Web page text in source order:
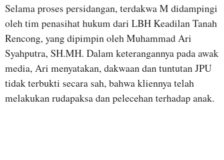
Selama proses persidangan, terdakwa M didampingi
oleh tim penasihat hukum dari LBH Keadilan Tanah
Rencong, yang dipimpin oleh Muhammad Ari
Syahputra, SH.MH. Dalam keterangannya pada awak
media, Ari menyatakan, dakwaan dan tuntutan JPU
tidak terbukti secara sah, bahwa kliennya telah
melakukan rudapaksa dan pelecehan terhadap anak.